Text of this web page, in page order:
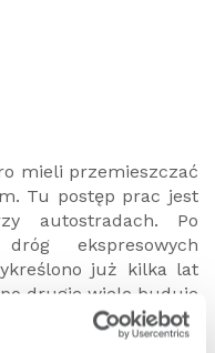
mieli przemieszczać
Tu postęp prac jest
autostradach. Po
ekspresowych
już kilka lat
drugie wiele buduje